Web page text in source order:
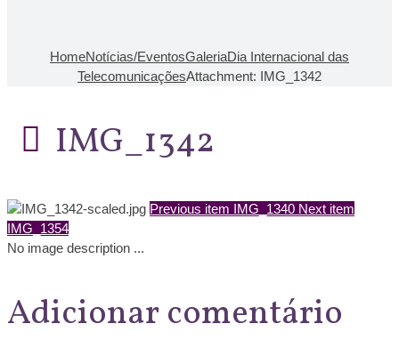
HomeNotícias/EventosGaleriaDia Internacional das
TelecomunicaçõesAttachment: IMG_1342
IMG_1342
Previous item IMG_1340 Next item
IMG_1354
No image description ...
Adicionar comentário